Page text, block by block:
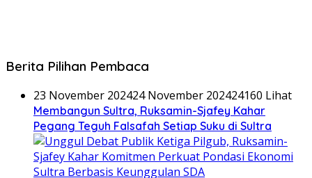
Berita Pilihan Pembaca
23 November 202424 November 202424160 Lihat
Membangun Sultra, Ruksamin-Sjafey Kahar
Pegang Teguh Falsafah Setiap Suku di Sultra